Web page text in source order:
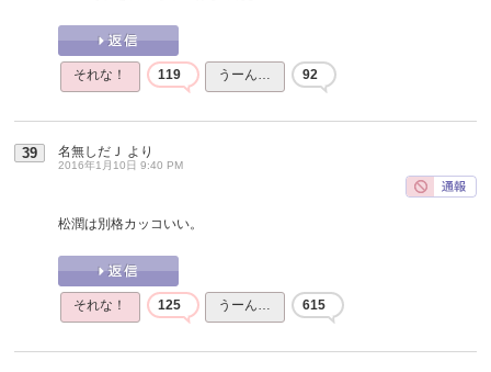
それな！ 119 うーん… 92
39 名無しだＪ より
2016年1月10日 9:40 PM
松潤は別格カッコいい。
それな！ 125 うーん… 615